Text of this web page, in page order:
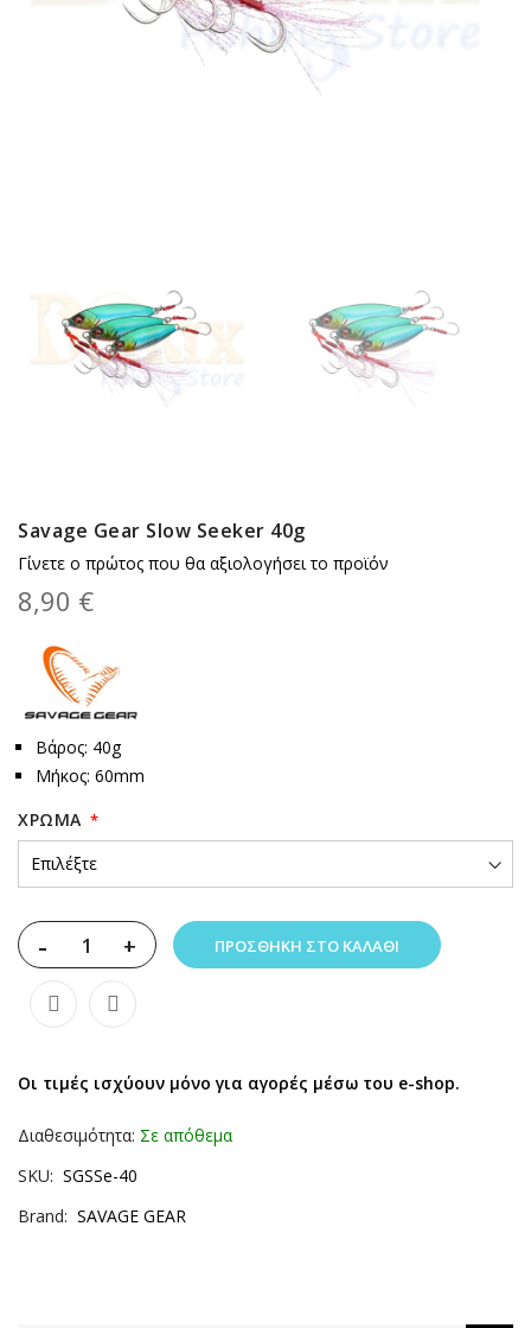
Savage Gear Slow Seeker 40g
Γίνετε ο πρώτος που θα αξιολογήσει το προϊόν
8,90 €
Βάρος: 40g
Μήκος: 60mm
XΡΏΜΑ
- + ΠΡΟΣΘΉΚΗ ΣΤΟ ΚΑΛΆΘΙ
Οι τιμές ισχύουν μόνο για αγορές μέσω του e-shop.
Διαθεσιμότητα: Σε απόθεμα
SKU
SGSSe-40
Brand
SAVAGE GEAR